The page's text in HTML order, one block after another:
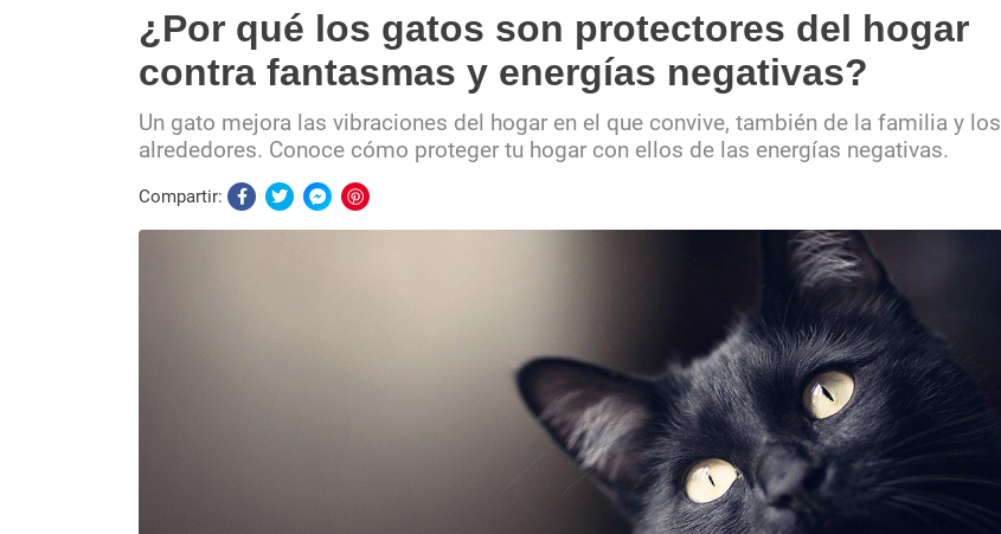
¿Por qué los gatos son protectores del hogar
contra fantasmas y energías negativas?
Un gato mejora las vibraciones del hogar en el que convive, también de la familia y los
alrededores. Conoce cómo proteger tu hogar con ellos de las energías negativas.
Compartir: